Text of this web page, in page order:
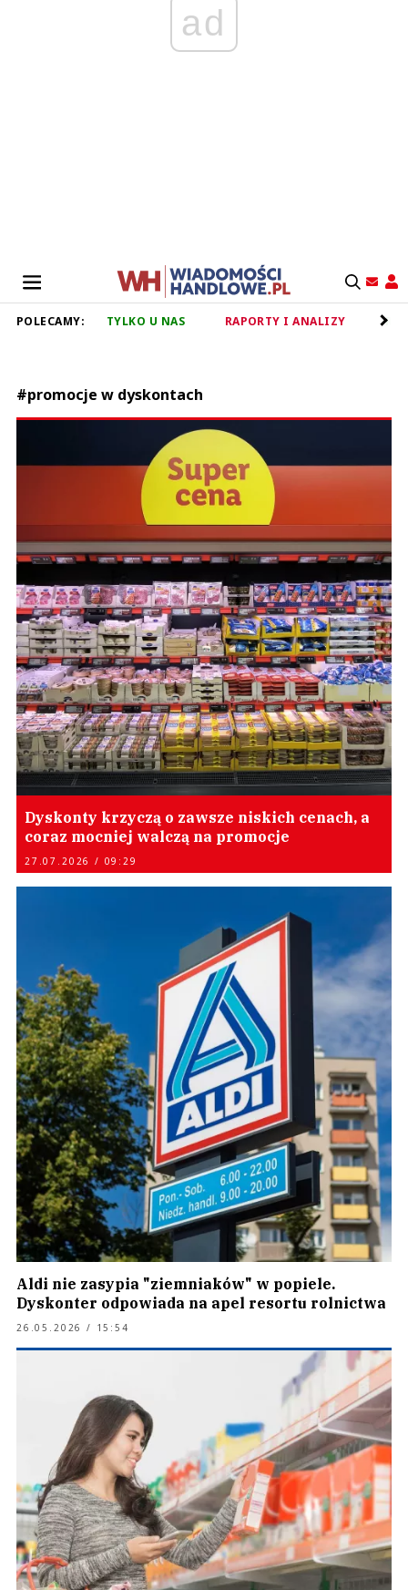
ad
POLECAMY: TYLKO U NAS RAPORTY I ANALIZY
#promocje w dyskontach
Dyskonty krzyczą o zawsze niskich cenach, a
coraz mocniej walczą na promocje
27.07.2026 / 09:29
Aldi nie zasypia "ziemniaków" w popiele.
Dyskonter odpowiada na apel resortu rolnictwa
26.05.2026 / 15:54